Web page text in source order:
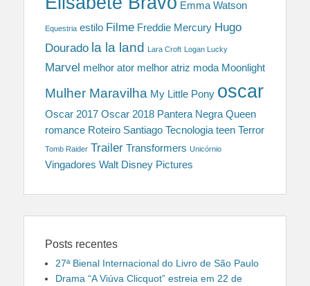
Emma Watson
Equestria estilo Filme Freddie Mercury Hugo
Dourado la la land Lara Croft Logan Lucky
Marvel melhor ator melhor atriz moda Moonlight
Mulher Maravilha My Little Pony oscar
Oscar 2017 Oscar 2018 Pantera Negra Queen
romance Roteiro Santiago Tecnologia teen Terror
Tomb Raider Trailer Transformers Unicórnio
Vingadores Walt Disney Pictures
Posts recentes
27ª Bienal Internacional do Livro de São Paulo
Drama “A Viúva Clicquot” estreia em 22 de